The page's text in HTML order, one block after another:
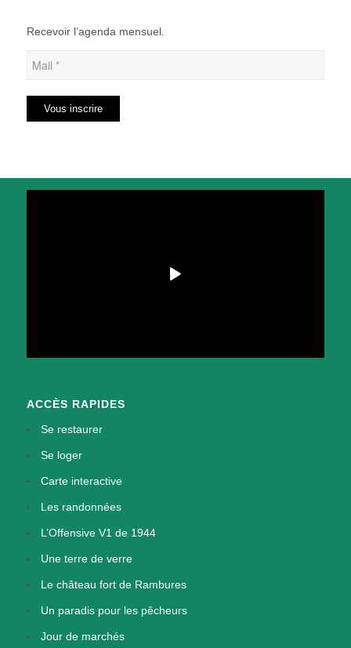
Recevoir l’agenda mensuel.
ACCÈS RAPIDES
Se restaurer
Se loger
Carte interactive
Les randonnées
L’Offensive V1 de 1944
Une terre de verre
Le château fort de Rambures
Un paradis pour les pêcheurs
Jour de marchés